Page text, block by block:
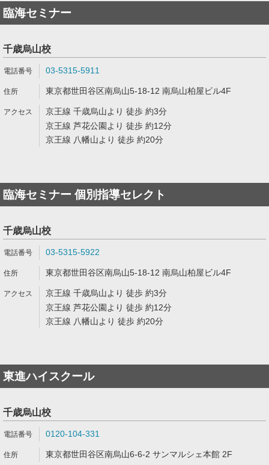
臨海セミナー
千歳烏山校
03-5315-5911
東京都世田谷区南烏山5-18-12 南烏山柏屋ビル4F
京王線 千歳烏山より 徒歩 約3分
京王線 芦花公園より 徒歩 約12分
京王線 八幡山より 徒歩 約20分
臨海セミナー 個別指導セレクト
千歳烏山校
03-5315-5922
東京都世田谷区南烏山5-18-12 南烏山柏屋ビル4F
京王線 千歳烏山より 徒歩 約3分
京王線 芦花公園より 徒歩 約12分
京王線 八幡山より 徒歩 約20分
東進ハイスクール
千歳烏山校
0120-104-331
東京都世田谷区南烏山6-6-2 サンマルシェ本館 2F